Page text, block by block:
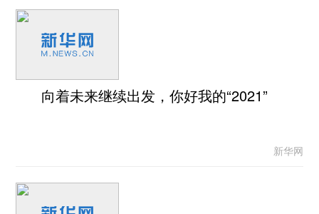
向着未来继续出发，你好我的“2021”
新华网